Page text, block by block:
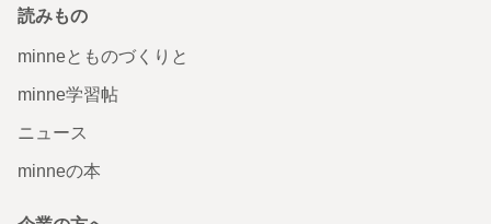
読みもの
minneとものづくりと
minne学習帖
ニュース
minneの本